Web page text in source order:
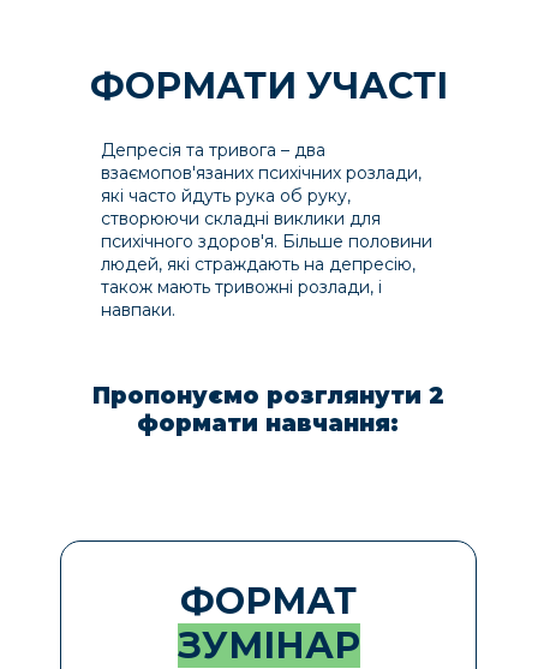
Депресія та тривога – два
взаємопов'язаних психічних розлади,
які часто йдуть рука об руку,
створюючи складні виклики для
психічного здоров'я. Більше половини
людей, які страждають на депресію,
також мають тривожні розлади, і
навпаки.
ФОРМАТИ УЧАСТІ
Пропонуємо розглянути 2
формати навчання:
ФОРМАТ
ЗУМІНАР